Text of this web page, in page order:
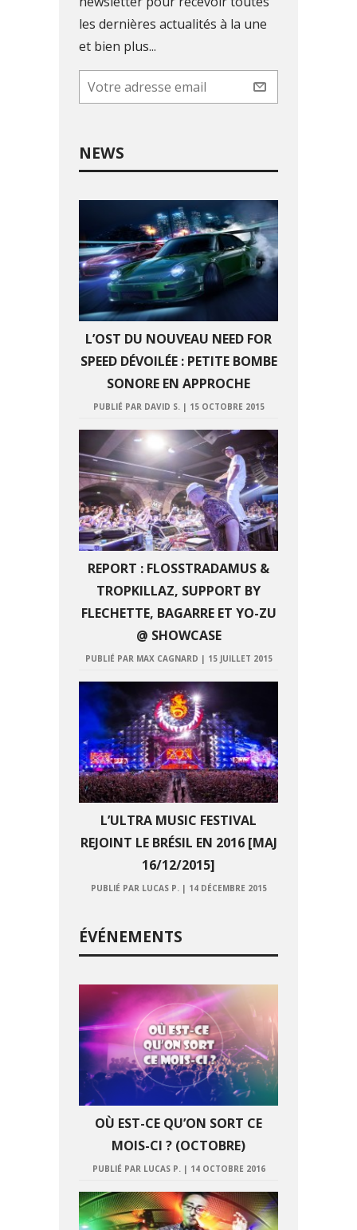
les dernières actualités à la une
et bien plus...
NEWS
L’OST DU NOUVEAU NEED FOR
SPEED DÉVOILÉE : PETITE BOMBE
SONORE EN APPROCHE
PUBLIÉ PAR DAVID S.| 15 OCTOBRE 2015
REPORT : FLOSSTRADAMUS &
TROPKILLAZ, SUPPORT BY
FLECHETTE, BAGARRE ET YO-ZU
@ SHOWCASE
PUBLIÉ PAR MAX CAGNARD | 15 JUILLET 2015
L’ULTRA MUSIC FESTIVAL
REJOINT LE BRÉSIL EN 2016 [MAJ
16/12/2015]
PUBLIÉ PAR LUCAS P.| 14 DÉCEMBRE 2015
ÉVÉNEMENTS
OÙ EST-CE QU’ON SORT CE
MOIS-CI ? (OCTOBRE)
PUBLIÉ PAR LUCAS P.| 14 OCTOBRE 2016